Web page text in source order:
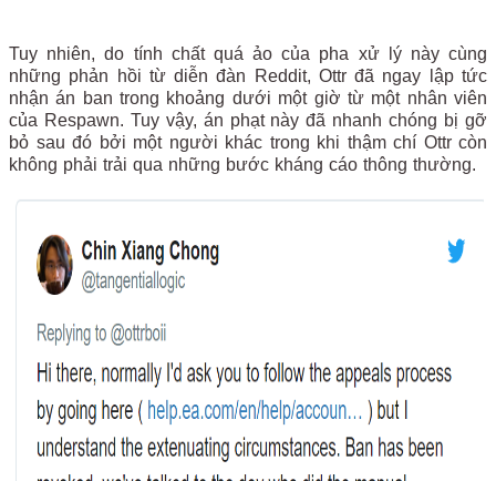
Tuy nhiên, do tính chất quá ảo của pha xử lý này cùng
những phản hồi từ diễn đàn Reddit, Ottr đã ngay lập tức
nhận án ban trong khoảng dưới một giờ từ một nhân viên
của Respawn. Tuy vậy, án phạt này đã nhanh chóng bị gỡ
bỏ sau đó bởi một người khác trong khi thậm chí Ottr còn
không phải trải qua những bước kháng cáo thông thường.